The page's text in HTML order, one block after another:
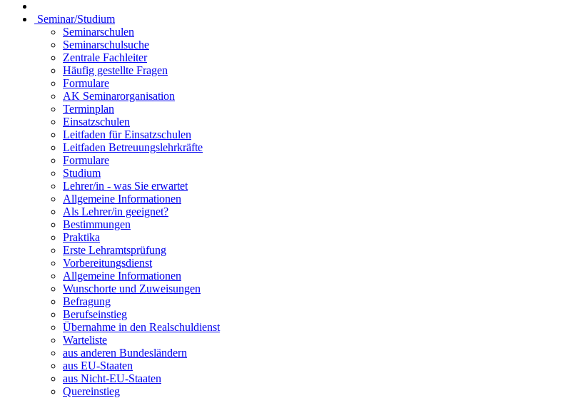
Seminar/Studium
Seminarschulen
Seminarschulsuche
Zentrale Fachleiter
Häufig gestellte Fragen
Formulare
AK Seminarorganisation
Terminplan
Einsatzschulen
Leitfaden für Einsatzschulen
Leitfaden Betreuungslehrkräfte
Formulare
Studium
Lehrer/in - was Sie erwartet
Allgemeine Informationen
Als Lehrer/in geeignet?
Bestimmungen
Praktika
Erste Lehramtsprüfung
Vorbereitungsdienst
Allgemeine Informationen
Wunschorte und Zuweisungen
Befragung
Berufseinstieg
Übernahme in den Realschuldienst
Warteliste
aus anderen Bundesländern
aus EU-Staaten
aus Nicht-EU-Staaten
Quereinstieg